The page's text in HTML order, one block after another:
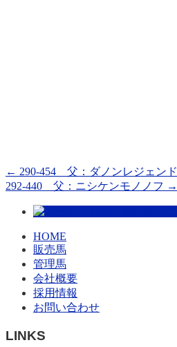
← 290-454 父：ダノンレジェンド
292-440 父：ニシケンモノノフ →
HOME
販売馬
管理馬
会社概要
採用情報
お問い合わせ
LINKS